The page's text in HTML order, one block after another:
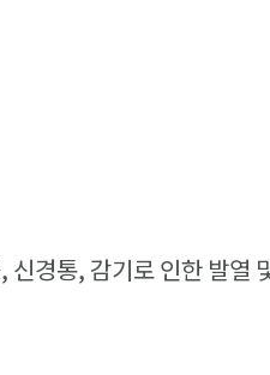
경통, 감기로 인한 발열